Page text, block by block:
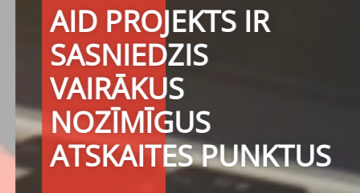
AID PROJEKTS IR
SASNIEDZIS
VAIRĀKUS
NOZĪMĪGUS
ATSKAITES PUNKTUS